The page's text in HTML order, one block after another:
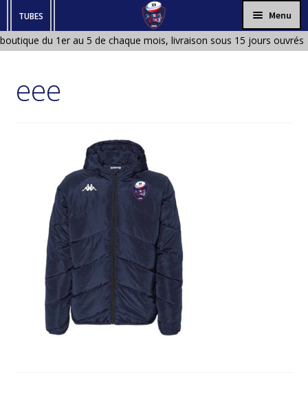
la
contenu
TUBES Menu
HOMME
du 1er au 5 de chaque mois, livraison sous 15 jours ouvrés
fermée en Janvier et en Aout)
eee